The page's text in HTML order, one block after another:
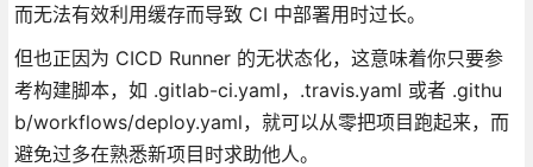
而无法有效利用缓存而导致 CI 中部署用时过长。
但也正因为 CICD Runner 的无状态化，这意味着你只要参
考构建脚本，如 .gitlab-ci.yaml，.travis.yaml 或者 .githu
b/workflows/deploy.yaml，就可以从零把项目跑起来，而
避免过多在熟悉新项目时求助他人。